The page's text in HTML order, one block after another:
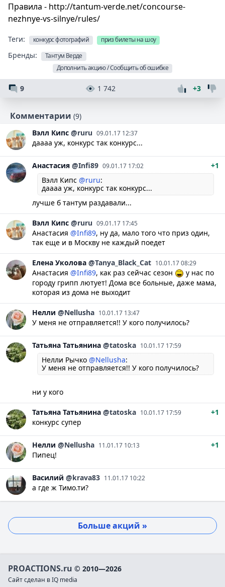
Правила - http://tantum-verde.net/concourse-
nezhnye-vs-silnye/rules/
Теги: конкурс фотографий приз билеты на шоу
Бренды:
Тантум Верде
Дополнить акцию / Сообщить об ошибке
9 1 742 +3
Комментарии (9)
Вэлл Кипс @ruru 09.01.17 12:37
даааа уж, конкурс так конкурс...
Анастасия @Infi89 09.01.17 17:02
+1
Вэлл Кипс @ruru:
даааа уж, конкурс так конкурс...
лучше б тантум раздавали...
Вэлл Кипс @ruru 09.01.17 17:45
Анастасия @Infi89, ну да, мало того что приз один,
так еще и в Москву не каждый поедет
Елена Уколова @Tanya_Black_Cat 10.01.17 08:29
Анастасия @Infi89, как раз сейчас сезон
у нас по
городу грипп лютует! Дома все больные, даже мама,
которая из дома не выходит
Нелли @Nellusha 10.01.17 13:47
У меня не отправляется!! У кого получилось?
Татьяна Татьянина @tatoska 10.01.17 17:59
Нелли Рычко @Nellusha:
У меня не отправляется!! У кого получилось?
ни у кого
Татьяна Татьянина @tatoska 10.01.17 17:59
+1
конкурс супер
Нелли @Nellusha 11.01.17 10:13
+1
Пипец!
Василий @krava83 11.01.17 10:22
а где ж Тимо.ти?
Больше акций »
PROACTIONS.ru © 2010—2026
Сайт сделан в IQ media